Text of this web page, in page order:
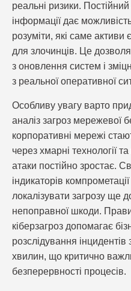
реальні ризики.
інформації дає
розуміти, які саме
для злочинців. Це
з оновлення систем і
з реальної оперативної
Особливу увагу варто
аналіз загроз мережевої
корпоративні мережі
через хмарні технології
атаки постійно зростає.
індикаторів
локалізувати загрозу ще
непоправної шкоди.
кіберзагроз допомагає
розслідування інцидентів
хвилин, що критично
безперервності процесів.